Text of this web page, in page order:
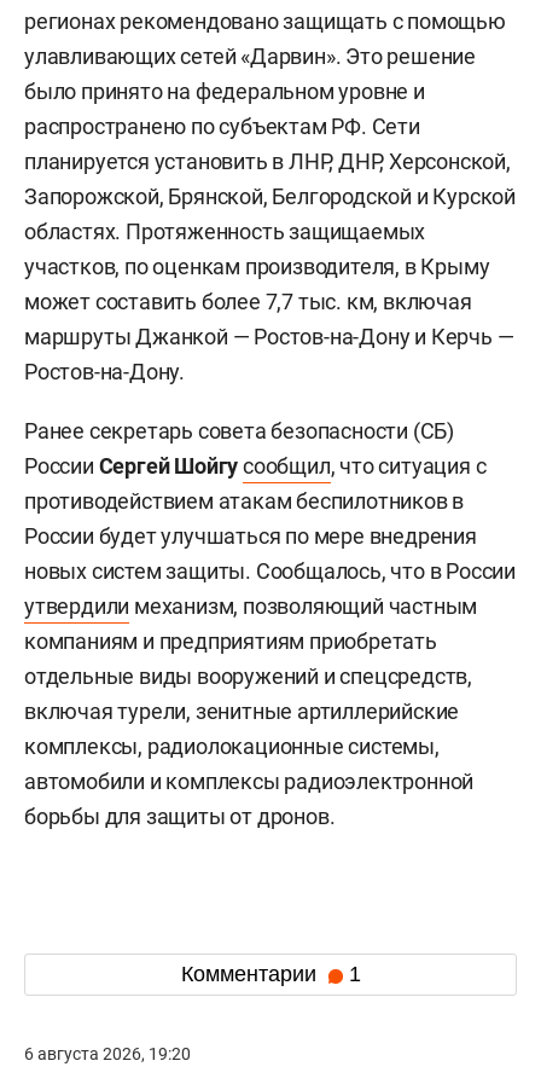
регионах рекомендовано защищать с помощью
улавливающих сетей «Дарвин». Это решение
было принято на федеральном уровне и
распространено по субъектам РФ. Сети
планируется установить в ЛНР, ДНР, Херсонской,
Запорожской, Брянской, Белгородской и Курской
областях. Протяженность защищаемых
участков, по оценкам производителя, в Крыму
может составить более 7,7 тыс. км, включая
маршруты Джанкой — Ростов-на-Дону и Керчь —
Ростов-на-Дону.
Ранее секретарь совета безопасности (СБ)
России Сергей Шойгусообщил, что ситуация с
противодействием атакам беспилотников в
России будет улучшаться по мере внедрения
новых систем защиты. Сообщалось, что в России
утвердили механизм, позволяющий частным
компаниям и предприятиям приобретать
отдельные виды вооружений и спецсредств,
включая турели, зенитные артиллерийские
комплексы, радиолокационные системы,
автомобили и комплексы радиоэлектронной
борьбы для защиты от дронов.
Комментарии 1
6 августа 2026, 19:20